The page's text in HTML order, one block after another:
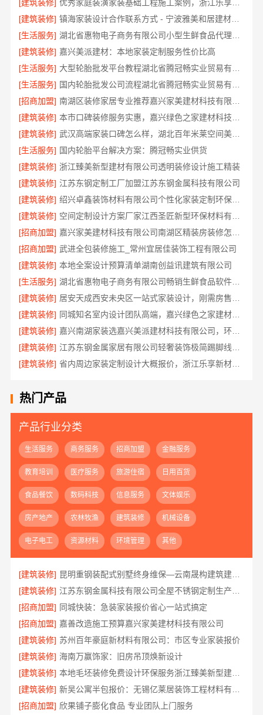
[建筑装修]
优秀家庭装潢家装基础工程施工案例，浙江乐享新材料有限公司案例展示
[建筑装修]
镇海家装设计合作联系方式 - 宁波雅美和居建材科技有限公司预约咨询
[生活服务]
[建筑装修] 嘉兴美派建材：本地家装定制服务性价比高
[生活服务]
[生活服务]
[招商加盟]
[建筑装修]
[建筑装修]
武汉高端家装口碑怎么样，湖北百年米莱空间美学装饰材料有限公司实力说话
[生活服务] 国内轮胎平台解决方案：腾冠畅实业供货
[建筑装修] 浙江臻美新型建材有限公司透明装修设计施工精装
[建筑装修] 江苏东钢定制工厂加盟江苏东钢金属科技有限公司
[建筑装修]
绍兴卓鑫装饰材料有限公司个性化家装定制环保优质材料
[建筑装修]
[招商加盟]
[招商加盟] 武进全包装修施工_常州宜居佳装饰工程有限公司
[建筑装修] 本地全案设计预算清单湖南创益讯建筑有限公司
[生活服务]
湖北省惠物电子商务有限公司畅销生鲜食品软件功能解析
[建筑装修]
[建筑装修]
同城知名室内设计团队高端，嘉兴绿色之家建材科技有限公司
[建筑装修]
嘉兴南湖家装选嘉兴美派建材科技有限公司，环保透明报价
[建筑装修]
[建筑装修]
省内周边家装定制设计大概报价，浙江乐享新材料有限公司品质保障
热门产品
产品行业分类
生活服务 商务服务 招商加盟 金融服务
教育培训 医疗服务 旅游住宿 日用百货
食品餐饮 数码科技 信息服务 文体娱乐
房产地产 农林牧渔 建筑装修 机械设备
电子电工 资源材料 环境管理 其他
[建筑装修]
昆明重钢装配式别墅终身维保—云南晟构建筑建材有限公司全程守护
[建筑装修]
[招商加盟] 同城快装：急装家装报价省心一站式搞定
[招商加盟] 嘉善改造施工预算嘉兴家美建材科技有限公司
[建筑装修] 苏州百年豪庭新材料有限公司：市区专业家装报价
[建筑装修] 海南万赢饰家：旧房吊顶焕新设计
[建筑装修]
本地毛坯装修免费设计环保服务浙江臻美新型建材有限公司
[建筑装修]
[招商加盟] 欣果铺子膨化食品 专业团队上门服务